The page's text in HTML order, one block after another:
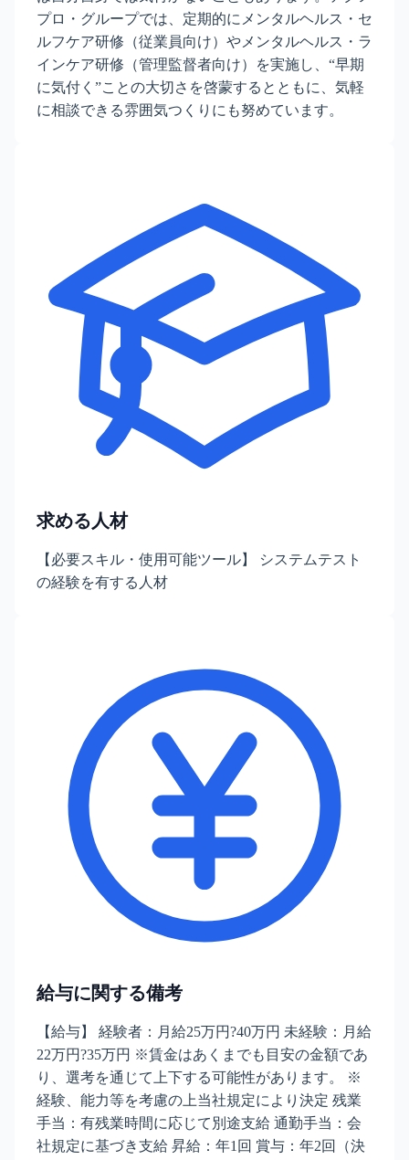
プロ・グループでは、定期的にメンタルヘルス・セ
ルフケア研修（従業員向け）やメンタルヘルス・ラ
インケア研修（管理監督者向け）を実施し、“早期
に気付く”ことの大切さを啓蒙するとともに、気軽
に相談できる雰囲気つくりにも努めています。
求める人材
【必要スキル・使用可能ツール】 システムテスト
の経験を有する人材
給与に関する備考
【給与】 経験者：月給25万円?40万円 未経験：月給
22万円?35万円 ※賃金はあくまでも目安の金額であ
り、選考を通じて上下する可能性があります。 ※
経験、能力等を考慮の上当社規定により決定 残業
手当：有残業時間に応じて別途支給 通勤手当：会
社規定に基づき支給 昇給：年1回 賞与：年2回（決